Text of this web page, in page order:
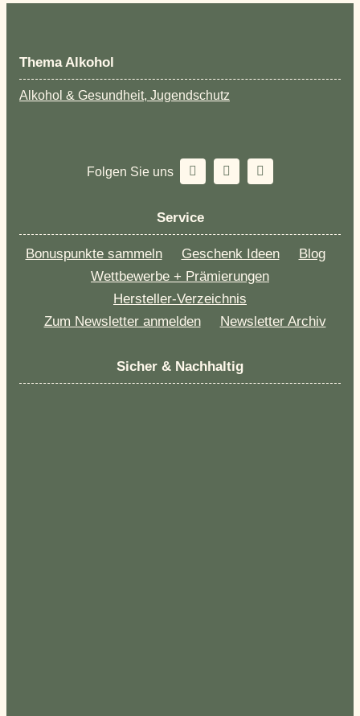
Thema Alkohol
Alkohol & Gesundheit, Jugendschutz
Folgen Sie uns
Service
Bonuspunkte sammeln Geschenk Ideen
Blog
Wettbewerbe + Prämierungen
Hersteller-Verzeichnis
Zum Newsletter anmelden
Newsletter Archiv
Sicher & Nachhaltig